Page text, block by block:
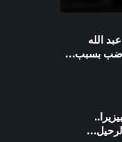
الله
غاضب بسبب…